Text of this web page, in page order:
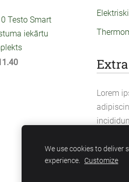
Lorem
Testo Smart
iekārtu
We use cookies to deliver
experience. Customize